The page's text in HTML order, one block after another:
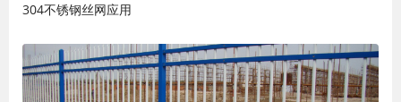
304不锈钢丝网应用